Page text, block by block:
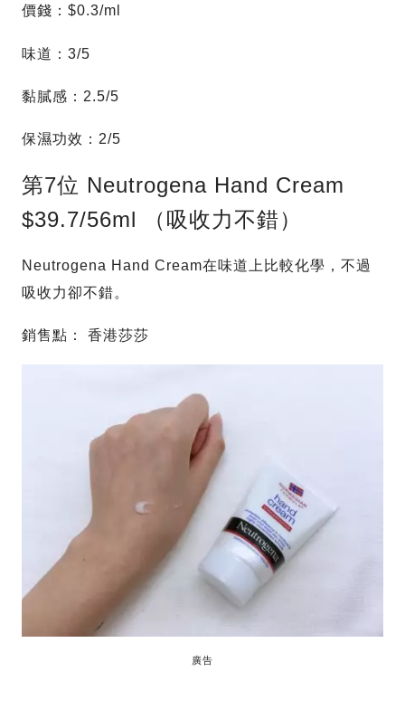
價錢：$0.3/ml
味道：3/5
黏膩感：2.5/5
保濕功效：2/5
第7位 Neutrogena Hand Cream
$39.7/56ml （吸收力不錯）
Neutrogena Hand Cream在味道上比較化學，不過
吸收力卻不錯。
銷售點： 香港莎莎
廣告